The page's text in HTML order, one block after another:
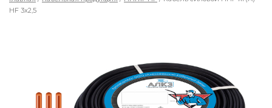
HF 3х2,5